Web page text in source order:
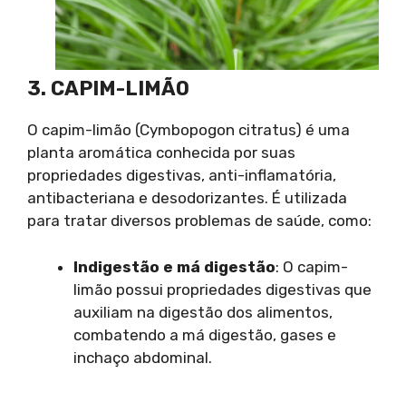
3. CAPIM-LIMÃO
O capim-limão (Cymbopogon citratus) é uma
planta aromática conhecida por suas
propriedades digestivas, anti-inflamatória,
antibacteriana e desodorizantes. É utilizada
para tratar diversos problemas de saúde, como:
Indigestão e má digestão: O capim-
limão possui propriedades digestivas que
auxiliam na digestão dos alimentos,
combatendo a má digestão, gases e
inchaço abdominal.